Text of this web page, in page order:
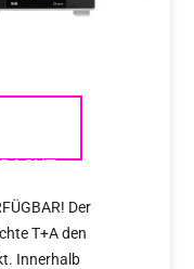
Der
T+A den
Innerhalb